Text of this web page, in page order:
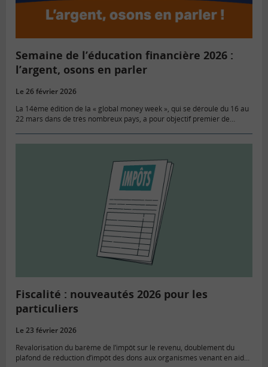
Semaine de l’éducation financière 2026 :
l’argent, osons en parler
Le 26 février 2026
La 14ème édition de la « global money week », qui se déroule du 16 au
22 mars dans de très nombreux pays, a pour objectif premier de
Fiscalité : nouveautés 2026 pour les
particuliers
Le 23 février 2026
Revalorisation du barème de l’impôt sur le revenu, doublement du
plafond de réduction d’impôt des dons aux organismes venant en aide